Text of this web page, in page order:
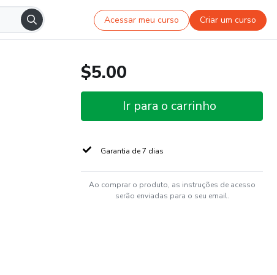
Acessar meu curso Criar um curso
$5.00
Ir para o carrinho
Garantia de 7 dias
Ao comprar o produto, as instruções de acesso
serão enviadas para o seu email.